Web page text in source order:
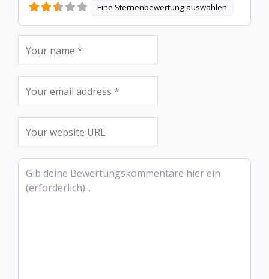
Eine Sternenbewertung auswählen
Rezensionstext